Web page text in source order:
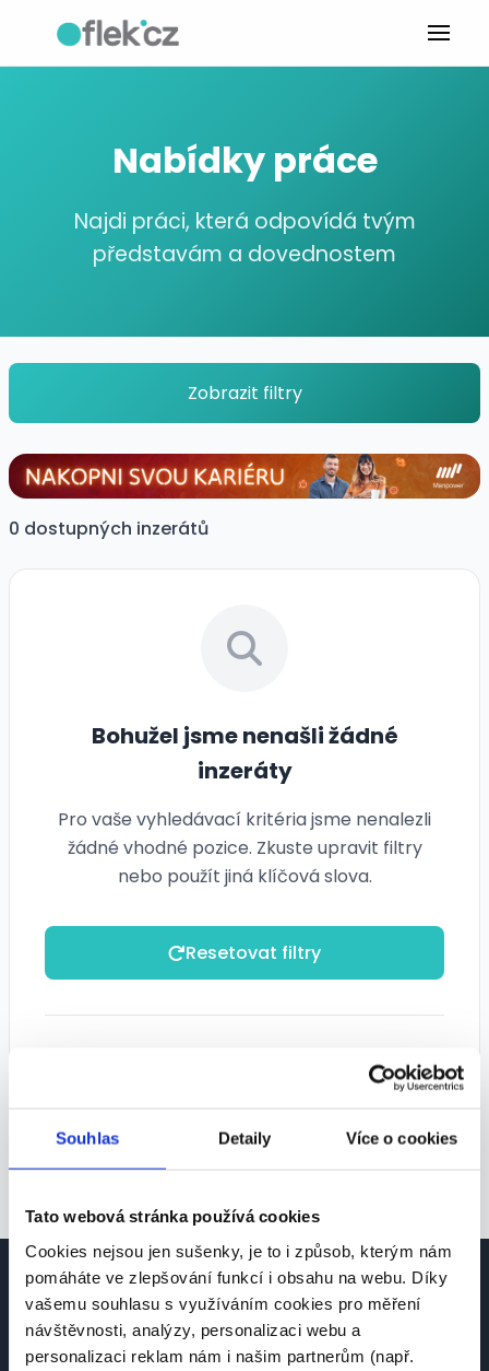
Souhlas Detaily Více o cookies
Tato webová stránka používá cookies
Cookies nejsou jen sušenky, je to i způsob, kterým nám
pomáháte ve zlepšování funkcí i obsahu na webu. Díky
vašemu souhlasu s využíváním cookies pro měření
návštěvnosti, analýzy, personalizaci webu a
personalizaci reklam nám i našim partnerům (např.
Nabídky práce
Najdi práci, která odpovídá tvým
představám a dovednostem
Zobrazit filtry
0 dostupných inzerátů
Bohužel jsme nenašli žádné
inzeráty
Pro vaše vyhledávací kritéria jsme nenalezli
žádné vhodné pozice. Zkuste upravit filtry
nebo použít jiná klíčová slova.
Resetovat filtry
• Rozšiřte geografické vyhledávání